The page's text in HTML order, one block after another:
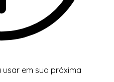
usar em sua próxima